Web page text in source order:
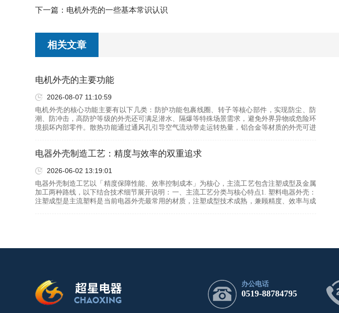
下一篇： 电机外壳的一些基本常识认识
相关文章
电机外壳的主要功能
2026-08-07 11:10:59
电机外壳的核心功能主要有以下几类：防护功能‌包裹线圈、转子等核心部件，实现防尘、防
潮、防冲击，高防护等级的外壳还可满足潜水、隔爆等特殊场景需求，避免外界异物或危险环
境损坏内部零件。散热功能‌通过通风孔引导空气流动带走运转热量，铝合金等材质的外壳可进
电器外壳制造工艺：精度与效率的双重追求
2026-06-02 13:19:01
电器外壳制造工艺以「精度保障性能、效率控制成本」为核心，主流工艺包含注塑成型及金属
加工两种路线‌，以下结合技术细节展开说明：一、主流工艺分类与核心特点1. 塑料电器外壳：
注塑成型是主流塑料是当前电器外壳最常用的材质，注塑成型技术成熟，兼顾精度、效率与成
办公电话
0519-88784795